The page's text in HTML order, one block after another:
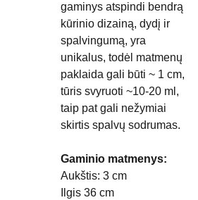
gaminys atspindi bendrą
kūrinio dizainą, dydį ir
spalvingumą, yra
unikalus, todėl matmenų
paklaida gali būti ~ 1 cm,
tūris svyruoti ~10-20 ml,
taip pat gali nežymiai
skirtis spalvų sodrumas.
Gaminio matmenys:
Aukštis: 3 cm
Ilgis 36 cm